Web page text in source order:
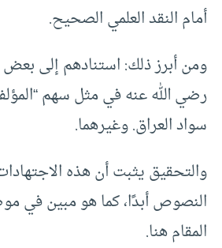
أمام النقد العلمي الصحيح.
ومن أبرز ذلك: استنادهم إلى
رضي الله عنه في مثل سهم
سواد العراق. وغيرهما.
والتحقيق يثبت أن هذه
النصوص أبدًا، كما هو مبين في
المقام هنا.